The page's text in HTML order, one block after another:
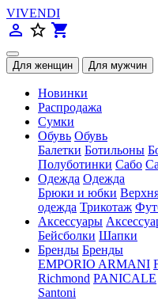
VIVENDI
person_outline star_border shopping_cart
Новинки
Распродажа
Сумки
Обувь Обувь
Балетки Ботильоны
Полуботинки Сабо
Одежда Одежда
Брюки и юбки
одежда Трикотаж
Аксессуары
Бейсболки Шапки
Бренды Бренды
EMPORIO ARMANI
Richmond PANICALE
Santoni